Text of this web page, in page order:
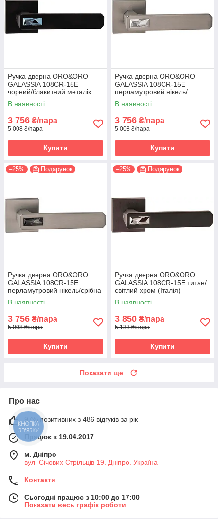
Ручка дверна ORO&ORO
GALASSIA 108СR-15E
чорний/блакитний металік
(Італія)
В наявності
3 756 ₴/пара
5 008 ₴/пара
Купити
Ручка дверна ORO&ORO
GALASSIA 108СR-15E
перламутровий нікель/
світлий хром (Італія)
В наявності
3 756 ₴/пара
5 008 ₴/пара
Купити
–25% Подарунок
Ручка дверна ORO&ORO
GALASSIA 108СR-15E
перламутровий нікель/срібна
ніч (Італія)
В наявності
3 756 ₴/пара
5 008 ₴/пара
Купити
–25% Подарунок
Ручка дверна ORO&ORO
GALASSIA 108СR-15E титан/
світлий хром (Італія)
В наявності
3 850 ₴/пара
5 133 ₴/пара
Купити
Показати ще
Про нас
97% позитивних з 486 відгуків за рік
Працює з 19.04.2017
м. Дніпро
вул. Січових Стрільців 19, Дніпро, Україна
Контакти
Сьогодні працює з 10:00 до 17:00
Показати весь графік роботи
КНОПКА
ЗВ'ЯЗКУ